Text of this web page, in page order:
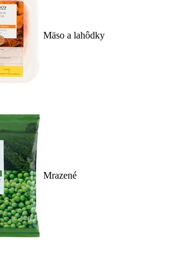
Mäso a lahôdky
Mrazené